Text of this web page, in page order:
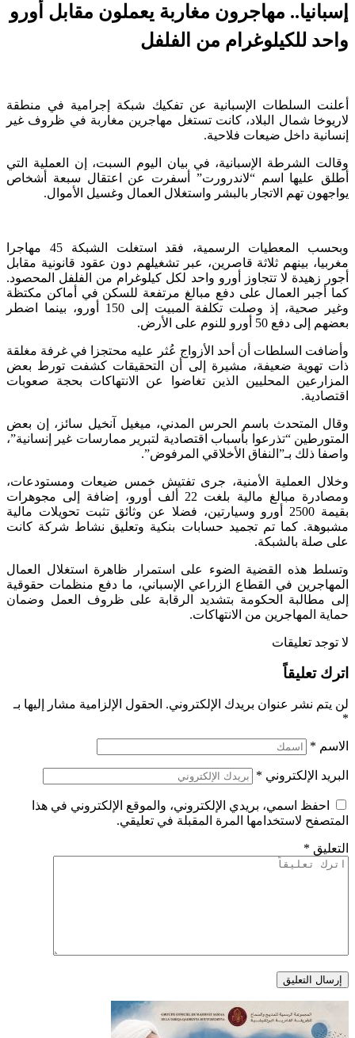
إسبانيا.. مهاجرون مغاربة يعملون مقابل أورو
واحد للكيلوغرام من الفلفل
أعلنت السلطات الإسبانية عن تفكيك شبكة إجرامية في منطقة
لاريوخا شمال البلاد، كانت تستغل مهاجرين مغاربة في ظروف غير
إنسانية داخل ضيعات فلاحية.
وقالت الشرطة الإسبانية، في بيان اليوم السبت، إن العملية التي
أطلق عليها اسم “لاندرورت” أسفرت عن اعتقال سبعة أشخاص
يواجهون تهم الاتجار بالبشر واستغلال العمال وغسيل الأموال.
وبحسب المعطيات الرسمية، فقد استغلت الشبكة 45 مهاجرا
مغربيا، بينهم ثلاثة قاصرين، عبر تشغيلهم دون عقود قانونية مقابل
أجور زهيدة لا تتجاوز أورو واحد لكل كيلوغرام من الفلفل المحصود.
كما أجبر العمال على دفع مبالغ مرتفعة للسكن في أماكن مكتظة
وغير صحية، إذ وصلت تكلفة المبيت إلى 150 أورو، بينما اضطر
بعضهم إلى دفع 50 أورو للنوم على الأرض.
وأضافت السلطات أن أحد الأزواج عُثر عليه محتجزا في غرفة مغلقة
ذات تهوية ضعيفة، مشيرة إلى أن التحقيقات كشفت تورط بعض
المزارعين المحليين الذين تغاضوا عن الانتهاكات بحجة صعوبات
اقتصادية.
وقال المتحدث باسم الحرس المدني، ميغيل آنخيل سائز، إن بعض
المتورطين “تذرعوا بأسباب اقتصادية لتبرير ممارسات غير إنسانية”،
واصفا ذلك بـ”النفاق الأخلاقي المرفوض”.
وخلال العملية الأمنية، جرى تفتيش خمس ضيعات ومستودعات،
ومصادرة مبالغ مالية بلغت 22 ألف أورو، إضافة إلى مجوهرات
بقيمة 2500 أورو وسيارتين، فضلا عن وثائق تثبت تحويلات مالية
مشبوهة. كما تم تجميد حسابات بنكية وتعليق نشاط شركة كانت
على صلة بالشبكة.
وتسلط هذه القضية الضوء على استمرار ظاهرة استغلال العمال
المهاجرين في القطاع الزراعي الإسباني، ما دفع منظمات حقوقية
إلى مطالبة الحكومة بتشديد الرقابة على ظروف العمل وضمان
حماية المهاجرين من الانتهاكات.
لا توجد تعليقات
اترك تعليقاً
لن يتم نشر عنوان بريدك الإلكتروني. الحقول الإلزامية مشار إليها بـ
*
الاسم *
البريد الإلكتروني *
احفظ اسمي، بريدي الإلكتروني، والموقع الإلكتروني في هذا
المتصفح لاستخدامها المرة المقبلة في تعليقي.
التعليق *